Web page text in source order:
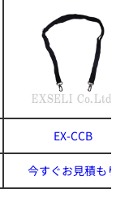
EX-CCB
今すぐお見積もり